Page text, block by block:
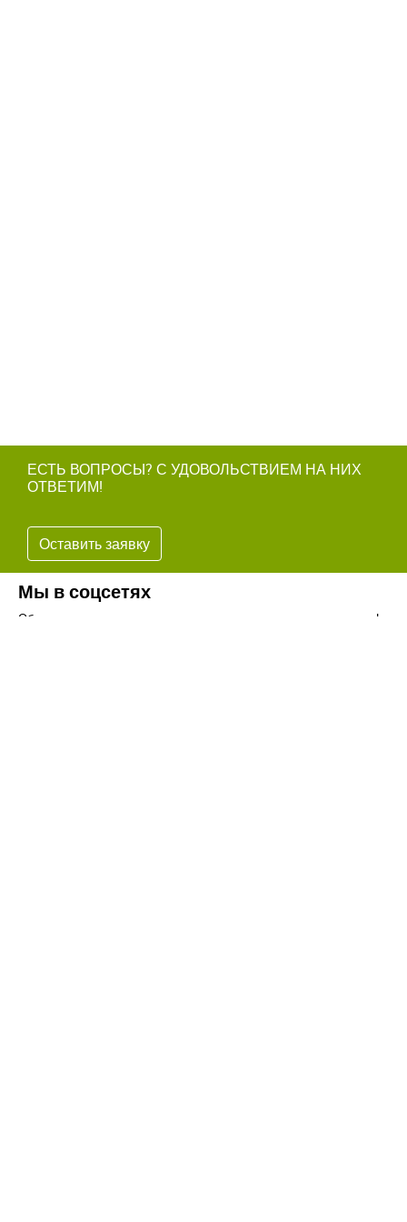
ЕСТЬ ВОПРОСЫ? С УДОВОЛЬСТВИЕМ НА НИХ
ОТВЕТИМ!
Оставить заявку
Мы в соцсетях
Обязательно подпишитесь на наши аккаунты в социальных сетях!